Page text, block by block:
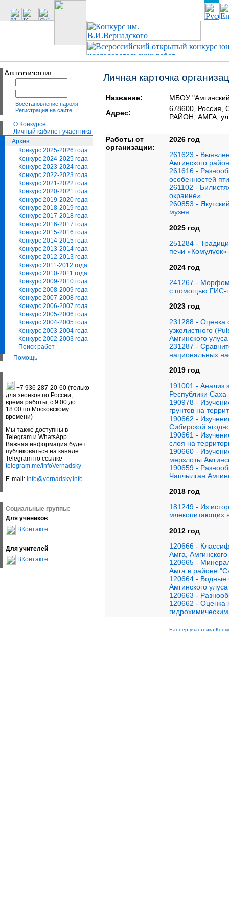
Восстановление пароля
Регистрация на сайте
О Конкурсе
Личный кабинет участника
Архив
Конкурс 2025-2026 года
Конкурс 2024-2025 года
Конкурс 2023-2024 года
Конкурс 2022-2023 года
Конкурс 2021-2022 года
Конкурс 2020-2021 года
Конкурс 2019-2020 года
Конкурс 2018-2019 года
Конкурс 2017-2018 года
Конкурс 2016-2017 года
Конкурс 2015-2016 года
Конкурс 2014-2015 года
Конкурс 2013-2014 года
Конкурс 2012-2013 года
Конкурс 2011-2012 года
Конкурс 2010-2011 года
Конкурс 2009-2010 года
Конкурс 2008-2009 года
Конкурс 2007-2008 года
Конкурс 2006-2007 года
Конкурс 2005-2006 года
Конкурс 2004-2005 года
Конкурс 2003-2004 года
Конкурс 2002-2003 года
Поиск работ
Помощь
+7 936 287-20-60 (только
для звонков по России,
время работы: с 9.00 до
18.00 по Московскому
времени)
Мы также доступны в
Telegram и WhatsApp.
Важная информация будет
публиковаться на канале
Telegram по ссылке
telegram.me/InfoVernadsky
E-mail: info@vernadsky.info
Социальные группы:
Для учеников
ВКонтакте
Для учителей
ВКонтакте
Личная карточка
Название:
МБОУ
Адрес:
678600,
РАЙОН, АМГА, ул.
Работы от
организации:
2026 год
261623 -
Амгинского
261616 -
особенностей
261102 -
окраине»
260853 -
музея
2025 год
251284 -
печи
2024 год
241267 -
с помощью ГИС-
2023 год
231288 - Оценка
узколистного
Амгинского
231287 -
национальных
2019 год
191001 - Анализ
Республики Саха
190978 -
грунтов на
190662 -
Сибирской
190661 -
слоя на
190660 -
мерзлоты
190659 -
Чапчылган
2018 год
181249 - Из
млекопитающих
2012 год
120666 -
Амга, Амгинского
120665 -
Амга в районе
120664 - Водные
Амгинского улуса
120663 -
120662 - Оценка
Баннер участника